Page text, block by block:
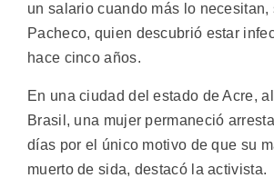
un salario cuando más lo necesitan,
Pacheco, quien descubrió estar
hace cinco años.
En una ciudad del estado de Acre,
Brasil, una mujer permaneció
días por el único motivo de que su
muerto de sida, destacó la activista.